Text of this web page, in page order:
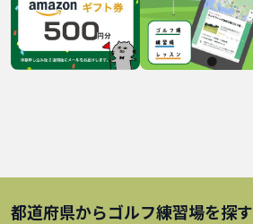
都道府県からゴルフ練習場を探す